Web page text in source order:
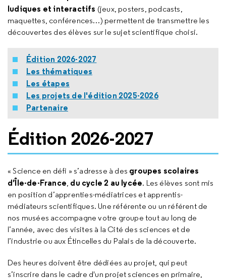
ludiques et interactifs (jeux, posters, podcasts,
maquettes, conférences…) permettent de transmettre les
découvertes des élèves sur le sujet scientifique choisi.
Édition 2026-2027
Les thématiques
Les étapes
Les projets de l'édition 2025-2026
Partenaire
Édition 2026-2027
« Science en défi » s’adresse à des groupes scolaires
d’Île-de-France, du cycle 2 au lycée. Les élèves sont mis
en position d’apprenties-médiatrices et apprentis-
médiateurs scientifiques. Une référente ou un référent de
nos musées accompagne votre groupe tout au long de
l’année, avec des visites à la Cité des sciences et de
l’industrie ou aux Étincelles du Palais de la découverte.
Des heures doivent être dédiées au projet, qui peut
s’inscrire dans le cadre d'un projet sciences en primaire,